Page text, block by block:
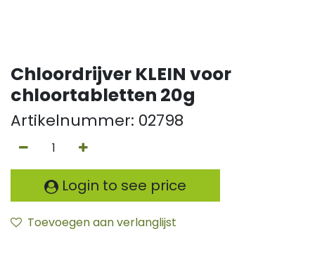
Chloordrijver KLEIN voor
chloortabletten 20g
Artikelnummer: 02798
Login to see price
Toevoegen aan verlanglijst